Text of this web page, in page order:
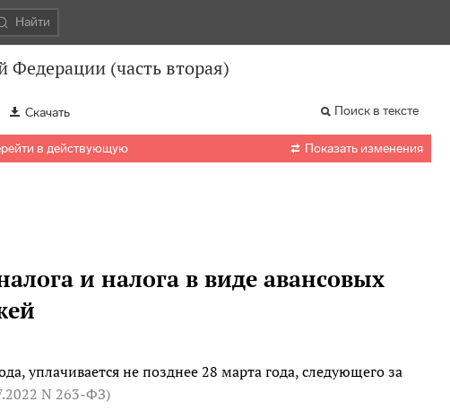
Найти
Федерации (часть вторая)
Скачать Поиск в тексте
в действующую  Показать изменения
и налога в виде авансовых
уплачивается не позднее 28 марта года, следующего за
N 263-ФЗ)